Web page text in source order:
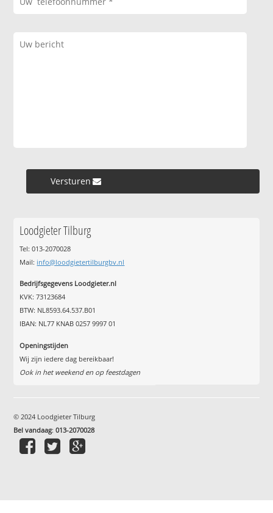
Versturen »
Loodgieter Tilburg
Tel: 013-2070028
Mail: info@loodgietertilburgbv.nl
Bedrijfsgegevens Loodgieter.nl
KVK: 73123684
BTW: NL8593.64.537.B01
IBAN: NL77 KNAB 0257 9997 01
Openingstijden
Wij zijn iedere dag bereikbaar!
Ook in het weekend en op feestdagen
© 2024 Loodgieter Tilburg
Bel vandaag:013-2070028